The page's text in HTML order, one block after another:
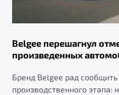
Belgee перешагнул
произведенных
Бренд Belgee рад
производственного этапа: